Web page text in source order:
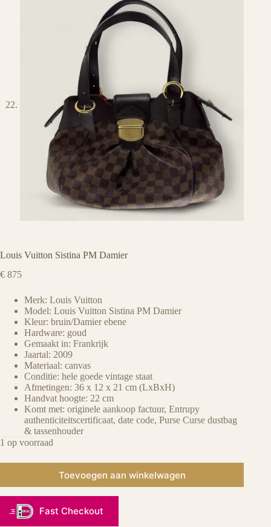
Louis Vuitton Sistina PM Damier
€ 875
Merk: Louis Vuitton
Model: Louis Vuitton Sistina PM Damier
Kleur: bruin/Damier ebene
Hardware: goud
Gemaakt in: Frankrijk
Jaartal: 2009
Materiaal: canvas
Conditie: hele goede vintage staat
Afmetingen: 36 x 12 x 21 cm (LxBxH)
Handvat hoogte: 22 cm
Komt met: originele aankoop factuur, Entrupy
authenticiteitscertificaat, date code, Purse Curse dustbag
& tassenhouder
1 op voorraad
Toevoegen aan winkelwagen
Fast Checkout